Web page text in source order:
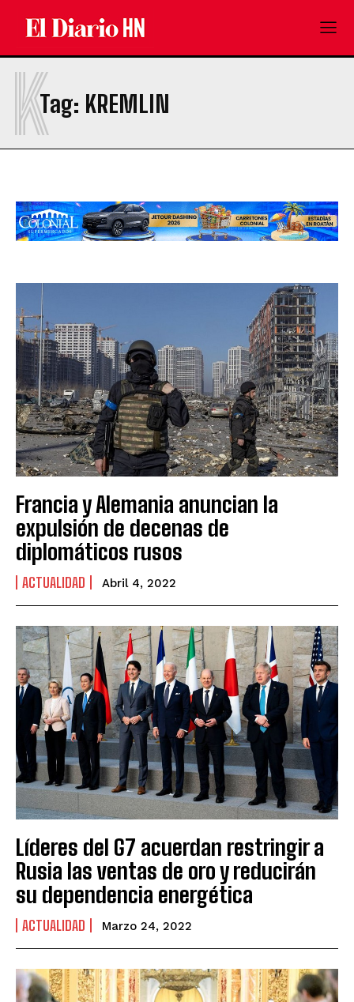
Tag: KREMLIN
K
Francia y Alemania anuncian la
expulsión de decenas de
diplomáticos rusos
ACTUALIDAD Abril 4, 2022
Líderes del G7 acuerdan restringir a
Rusia las ventas de oro y reducirán
su dependencia energética
ACTUALIDAD Marzo 24, 2022